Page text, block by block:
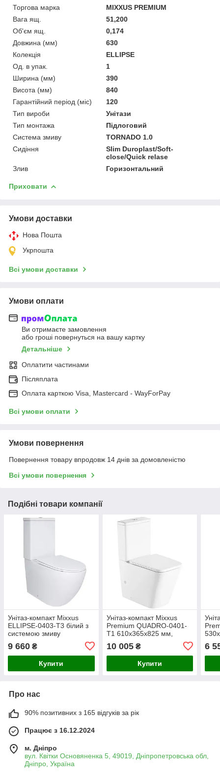
Торгова марка
MIXXUS PREMIUM
Вага ящ.
51,200
Об'єм ящ.
0,174
Довжина (мм)
630
Колекція
ELLIPSE
Од. в упак.
1
Ширина (мм)
390
Висота (мм)
840
Гарантійний період (міс)
120
Тип вироби
Унітази
Тип монтажа
Підлоговий
Система змиву
TORNADO 1.0
Сидіння
Slim Duroplast/Soft-
close/Quick relase
Злив
Горизонтальний
Приховати
Умови доставки
Нова Пошта
Укрпошта
Всі умови доставки
Умови оплати
Ви отримаєте замовлення
або гроші повернуться на вашу картку
Детальніше
Оплатити частинами
Післяплата
Оплата карткою Visa, Mastercard - WayForPay
Всі умови оплати
Умови повернення
Повернення товару впродовж 14 днів за домовленістю
Всі умови повернення
Подібні товари компанії
Унітаз-компакт Mixxus
ELLIPSE-0403-T3 білий з
системою змиву
9 660 ₴
Купити
Унітаз-компакт Mixxus
Premium QUADRO-0401-
T1 610х365х825 мм,
система змиву TORNADO
1.0 (MP6588)
10 005₴
Купити
6
Про нас
90% позитивних з 165 відгуків за рік
Працює з 16.12.2024
м. Дніпро
вул. Квітки Основяненка 5, 49019, Дніпропетровська обл,
Дніпро, Україна